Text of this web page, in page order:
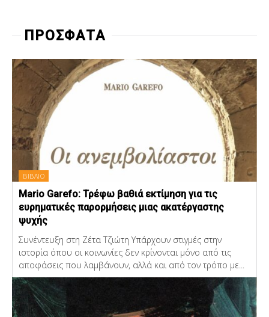
ΠΡΟΣΦΑΤΑ
ΒΙΒΛΙΟ
Mario Garefo: Τρέφω βαθιά εκτίμηση για τις
ευρηματικές παρορμήσεις μιας ακατέργαστης
ψυχής
Συνέντευξη στη Ζέτα Τζιώτη Υπάρχουν στιγμές στην
ιστορία όπου οι κοινωνίες δεν κρίνονται μόνο από τις
αποφάσεις που λαμβάνουν, αλλά και από τον τρόπο με...